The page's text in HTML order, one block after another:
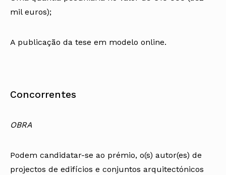
mil euros);
A publicação da tese em modelo online.
Concorrentes
OBRA
Podem candidatar-se ao prémio, o(s) autor(es) de
projectos de edifícios e conjuntos arquitectónicos